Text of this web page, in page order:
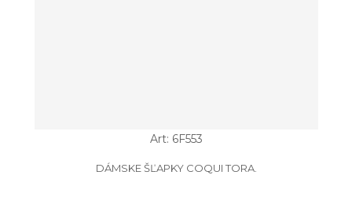
Art: 6F553
DÁMSKE ŠĽAPKY COQUI TORA.